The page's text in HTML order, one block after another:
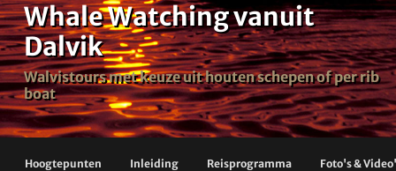
Whale Watching vanuit
Dalvik
Walvistours met keuze uit houten schepen of per rib
boat
Hoogtepunten Inleiding Reisprogramma Foto's &